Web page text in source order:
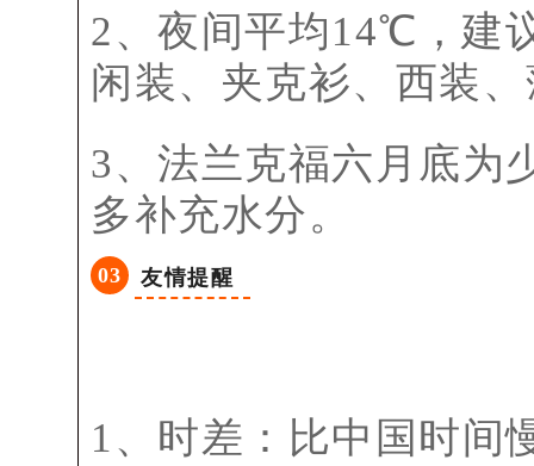
2、夜间平均14℃，建
闲装、夹克衫、西装
3、法兰克福六月底为
多补充水分。
03 友情提醒
1、时差：比中国时间